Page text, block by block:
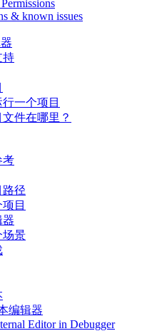
& known issues
持
一个项目
件在哪里？
考
路径
目
器
场景
编辑器
Editor in Debugger